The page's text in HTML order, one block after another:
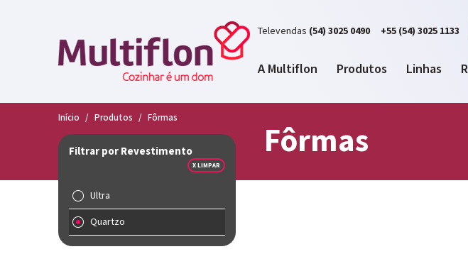
Televendas (54) 3025 0490 +55 (54) 3025 1133
A Multiflon Produtos Linhas
Início / Produtos / Fôrmas
Fôrmas
Filtrar por Revestimento
X LIMPAR
Ultra
Quartzo